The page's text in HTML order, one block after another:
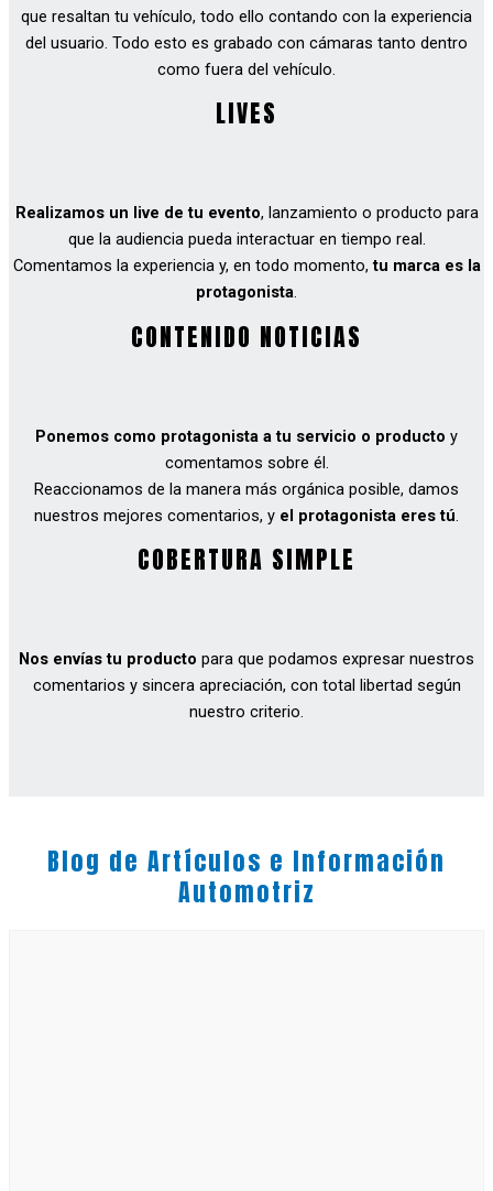
que resaltan tu vehículo, todo ello contando con la experiencia
del usuario. Todo esto es grabado con cámaras tanto dentro
como fuera del vehículo.
LIVES
Realizamos un live de tu evento, lanzamiento o producto para
que la audiencia pueda interactuar en tiempo real.
Comentamos la experiencia y, en todo momento,tu marca es la
protagonista.
CONTENIDO NOTICIAS
Ponemos como protagonista a tu servicio o producto y
comentamos sobre él.
Reaccionamos de la manera más orgánica posible, damos
nuestros mejores comentarios, y el protagonista eres tú.
COBERTURA SIMPLE
Nos envías tu producto para que podamos expresar nuestros
comentarios y sincera apreciación, con total libertad según
nuestro criterio.
Blog de Artículos e Información
Automotriz